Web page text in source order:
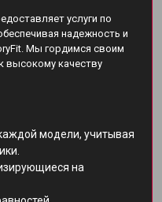
услуги по
надежность и
Мы гордимся своим
высокому качеству
модели, учитывая
на